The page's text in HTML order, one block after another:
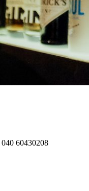
040 60430208